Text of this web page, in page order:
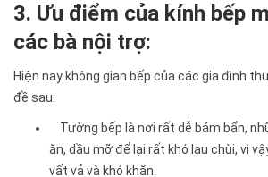
3. Ưu điểm của kính bếp
các bà nội trợ:
Hiện nay không gian bếp của các gia đình
đề sau:
Tường bếp là nơi rất dễ bám bẩn,
ăn, dầu mỡ để lại rất khó lau chùi, vì
vất vả và khó khăn.